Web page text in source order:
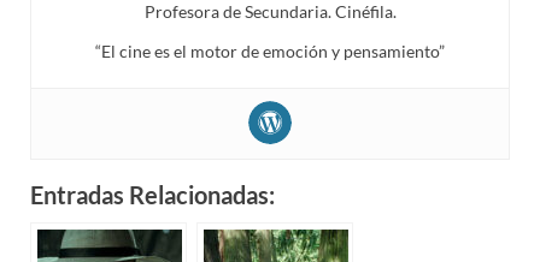
Profesora de Secundaria. Cinéfila.
“El cine es el motor de emoción y pensamiento”
Entradas Relacionadas: